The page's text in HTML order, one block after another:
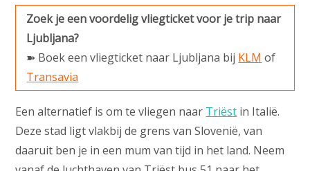
Zoek je een voordelig vliegticket voor je trip naar
Ljubljana?
➽ Boek een vliegticket naar Ljubljana bij KLM of
Transavia
Een alternatief is om te vliegen naar Triëst in Italië.
Deze stad ligt vlakbij de grens van Slovenië, van
daaruit ben je in een mum van tijd in het land. Neem